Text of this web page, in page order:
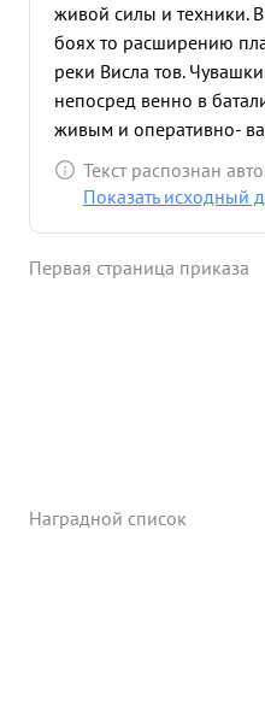
живой силы и техники.
боях то расширению
реки Висла тов.
непосред венно в
живым и оперативно-
оказывал оследную
ановке живой силы и
переправы полка через
Текст распознан
Показать исходный
Первая страница приказа
Наградной список